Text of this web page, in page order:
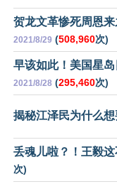
贺龙文革惨死周恩
2021/8/29 (508,960次)
早该如此！美国星
2021/8/28 (295,460次)
揭秘江泽民为什么
丢魂儿啦？！王毅
次)